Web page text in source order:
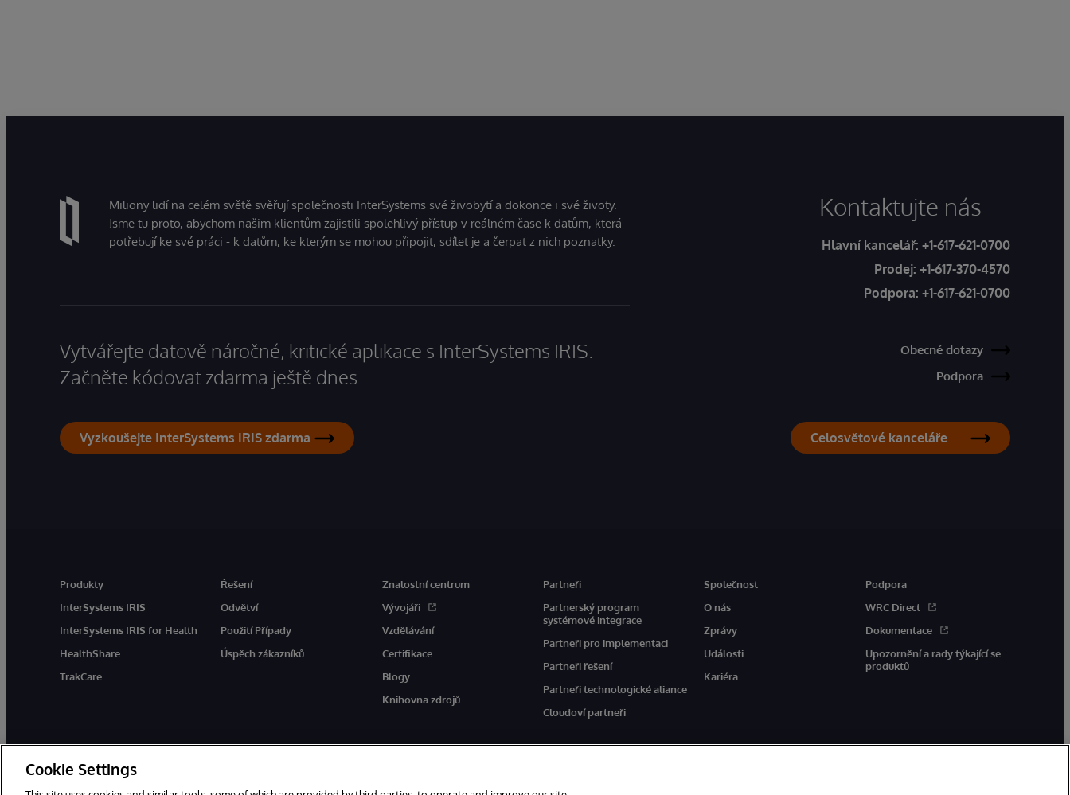
Miliony lidí na celém světě svěřují společnosti InterSystems své živobytí a dokonce i své životy.
Jsme tu proto, abychom našim klientům zajistili spolehlivý přístup v reálném čase k datům, která
potřebují ke své práci - k datům, ke kterým se mohou připojit, sdílet je a čerpat z nich poznatky.
Vytvářejte datově náročné, kritické aplikace s InterSystems IRIS.
Začněte kódovat zdarma ještě dnes.
Vyzkoušejte InterSystems IRIS zdarma
Kontaktujte nás
Hlavní kancelář: +1-617-621-0700
Prodej: +1-617-370-4570
Podpora: +1-617-621-0700
Obecné dotazy
Podpora
Celosvětové kanceláře
Produkty
InterSystems IRIS
InterSystems IRIS for Health
HealthShare
TrakCare
Řešení
Odvětví
Použití Případy
Úspěch zákazníků
Znalostní centrum
Vývojáři
Vzdělávání
Certifikace
Blogy
Knihovna zdrojů
Partneři
Partnerský program
systémové integrace
Partneři pro implementaci
Partneři řešení
Partneři technologické aliance
Cloudoví partneři
Společnost
O nás
Zprávy
Události
Kariéra
Podpora
WRC Direct
Dokumentace
Upozornění a rady týkající se
produktů
Cookie Settings